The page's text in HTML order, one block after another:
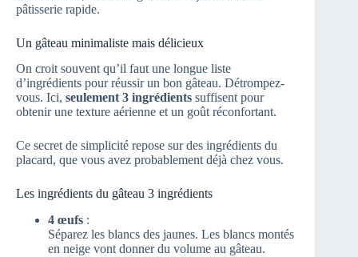
pâtisserie rapide.
Un gâteau minimaliste mais délicieux
On croit souvent qu’il faut une longue liste
d’ingrédients pour réussir un bon gâteau. Détrompez-
vous. Ici, seulement 3 ingrédients suffisent pour
obtenir une texture aérienne et un goût réconfortant.
Ce secret de simplicité repose sur des ingrédients du
placard, que vous avez probablement déjà chez vous.
Les ingrédients du gâteau 3 ingrédients
4 œufs :
Séparez les blancs des jaunes. Les blancs montés
en neige vont donner du volume au gâteau.